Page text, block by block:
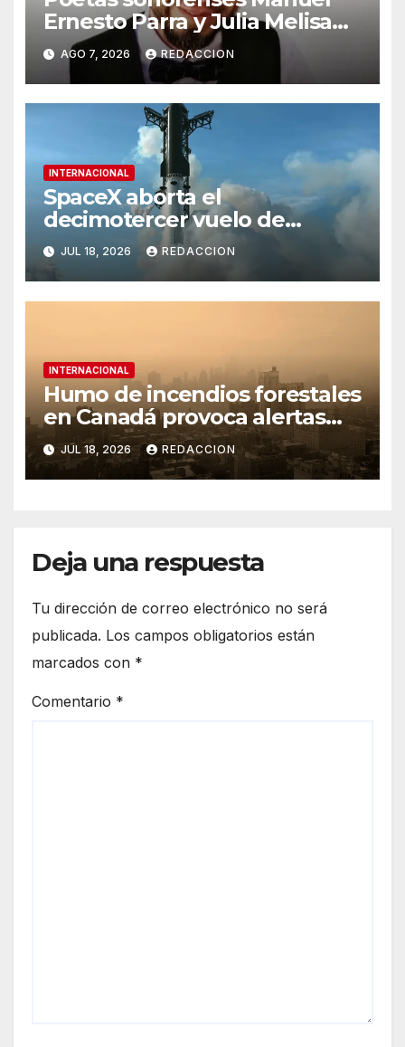
Ernesto Parra y Julia Melisa
Rivas representarán a México
en gira literaria por Argentina
AGO 7, 2026 REDACCION
INTERNACIONAL
SpaceX aborta el
decimotercer vuelo de
prueba de Starship tras fallas
en la cuenta regresiva
JUL 18, 2026 REDACCION
INTERNACIONAL
Humo de incendios forestales
en Canadá provoca alertas
ambientales en el noreste de
Estados Unidos
JUL 18, 2026 REDACCION
Deja una respuesta
Tu dirección de correo electrónico no será
publicada. Los campos obligatorios están
marcados con *
Comentario *